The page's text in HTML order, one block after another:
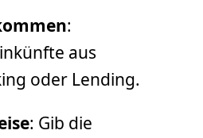
:
aus
oder Lending.
: Gib die